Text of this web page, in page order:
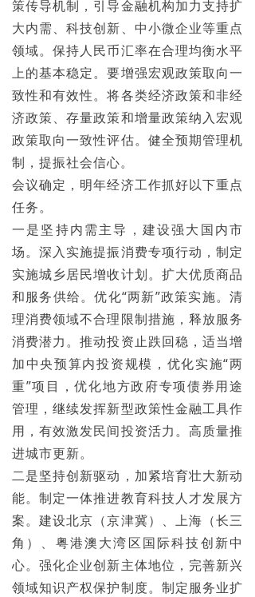
策传导机制，引导金融机构加力支持扩
大内需、科技创新、中小微企业等重点
领域。保持人民币汇率在合理均衡水平
上的基本稳定。要增强宏观政策取向一
致性和有效性。将各类经济政策和非经
济政策、存量政策和增量政策纳入宏观
政策取向一致性评估。健全预期管理机
制，提振社会信心。
会议确定，明年经济工作抓好以下重点
任务。
一是坚持内需主导，建设强大国内市
场。深入实施提振消费专项行动，制定
实施城乡居民增收计划。扩大优质商品
和服务供给。优化“两新”政策实施。清
理消费领域不合理限制措施，释放服务
消费潜力。推动投资止跌回稳，适当增
加中央预算内投资规模，优化实施“两
重”项目，优化地方政府专项债券用途
管理，继续发挥新型政策性金融工具作
用，有效激发民间投资活力。高质量推
进城市更新。
二是坚持创新驱动，加紧培育壮大新动
能。制定一体推进教育科技人才发展方
案。建设北京（京津冀）、上海（长三
角）、粤港澳大湾区国际科技创新中
心。强化企业创新主体地位，完善新兴
领域知识产权保护制度。制定服务业扩